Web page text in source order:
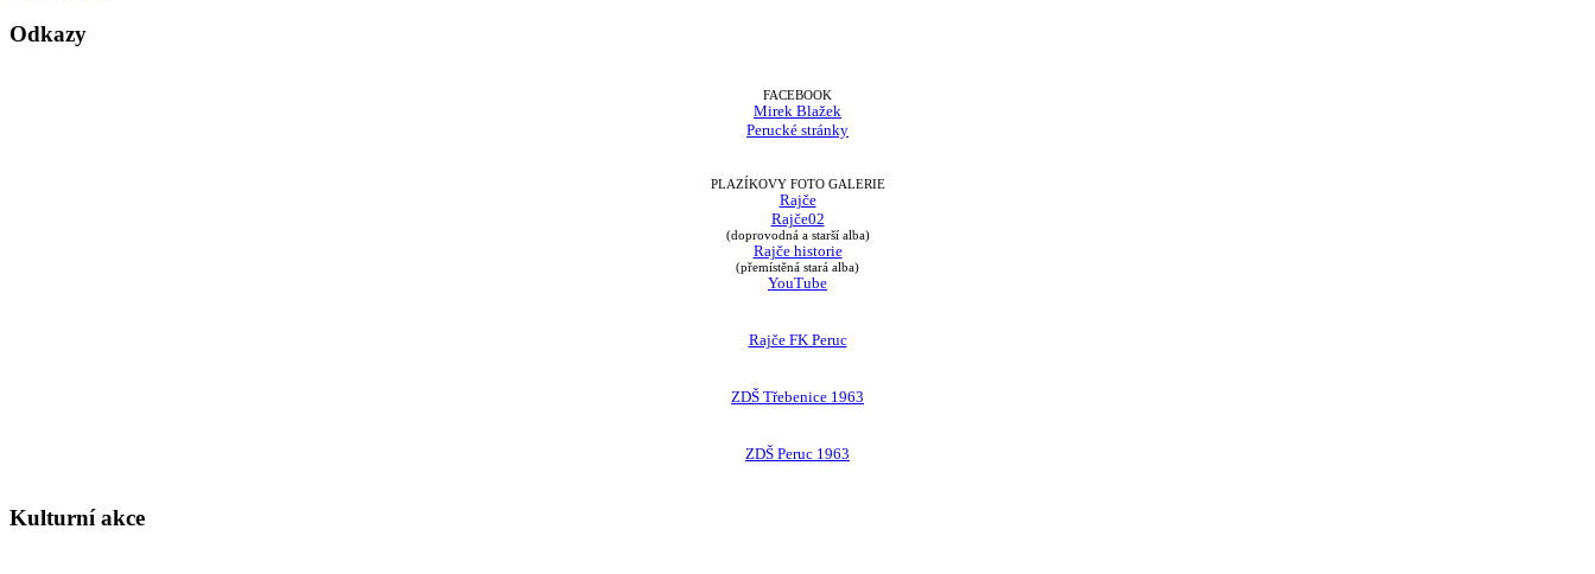
Odkazy
FACEBOOK
Mirek Blažek
Perucké stránky
PLAZÍKOVY FOTO GALERIE
Rajče
Rajče02
(doprovodná a starší alba)
Rajče historie
(přemístěná stará alba)
YouTube
Rajče FK Peruc
ZDŠ Třebenice 1963
ZDŠ Peruc 1963
Kulturní akce